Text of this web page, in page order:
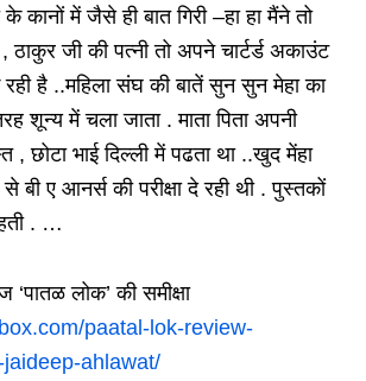
कानों में जैसे ही बात गिरी –हा हा मैंने तो
जी की पत्नी तो अपने चार्टर्ड अकाउंट
है ..महिला संघ की बातें सुन सुन मेहा का
शून्य में चला जाता . माता पिता अपनी
, छोटा भाई दिल्ली में पढता था ..खुद मेंहा
बी ए आनर्स की परीक्षा दे रही थी . पुस्तकों
. …
‘पातळ लोक’ की समीक्षा
paatal-lok-review-
ahlawat/